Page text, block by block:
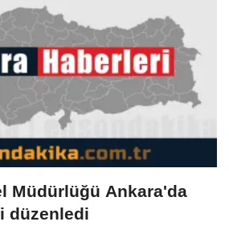
Müdürlüğü Ankara'da
düzenledi